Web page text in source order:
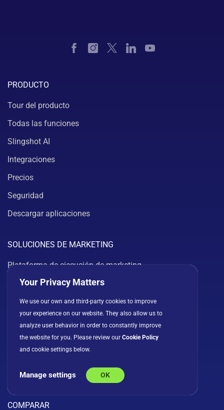
PRODUCTO
Tour del producto
Todas las funciones
Slingshot AI
Integraciones
Precios
Seguridad
Descargar aplicaciones
SOLUCIONES DE MARKETING
Plataforma de ejecución de marketing
Seguimiento del rendimiento de marketing
Software de gestión de campañas
Paneles de marketing
Gestión de proyectos de marketing
Análisis de marketing
Todas las soluciones
COMPARAR
Your Privacy Matters
We use our own and third-party cookies to improve
your experience on our website. They also allow us to
analyze user behavior in order to constantly improve
the website for you. Please review our Cookie Policy
and cookie settings below.
Manage settings OK